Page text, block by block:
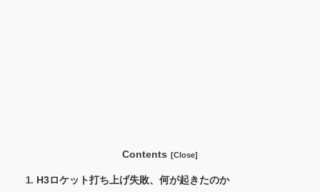
Contents
H3ロケット打ち上げ失敗、何が起きたのか